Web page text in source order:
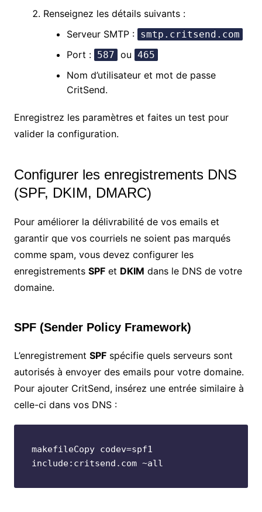
Renseignez les détails suivants :
Serveur SMTP : smtp.critsend.com
Port : 587 ou 465
Nom d’utilisateur et mot de passe
CritSend.
Enregistrez les paramètres et faites un test pour
valider la configuration.
Configurer les enregistrements DNS
(SPF, DKIM, DMARC)
Pour améliorer la délivrabilité de vos emails et
garantir que vos courriels ne soient pas marqués
comme spam, vous devez configurer les
enregistrements SPFet DKIM dans le DNS de votre
domaine.
SPF (Sender Policy Framework)
L’enregistrement SPFspécifie quels serveurs sont
autorisés à envoyer des emails pour votre domaine.
Pour ajouter CritSend, insérez une entrée similaire à
celle-ci dans vos DNS :
makefileCopy codev=spf1